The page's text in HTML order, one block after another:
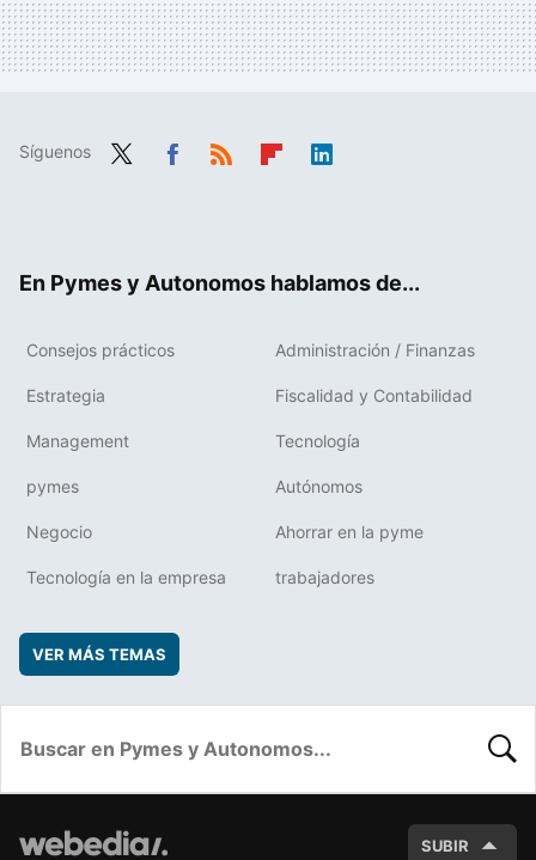
Síguenos
En Pymes y Autonomos hablamos de...
Consejos prácticos Administración / Finanzas
Estrategia Fiscalidad y Contabilidad
Management Tecnología
pymes Autónomos
Negocio Ahorrar en la pyme
Tecnología en la empresa trabajadores
VER MÁS TEMAS
SUBIR